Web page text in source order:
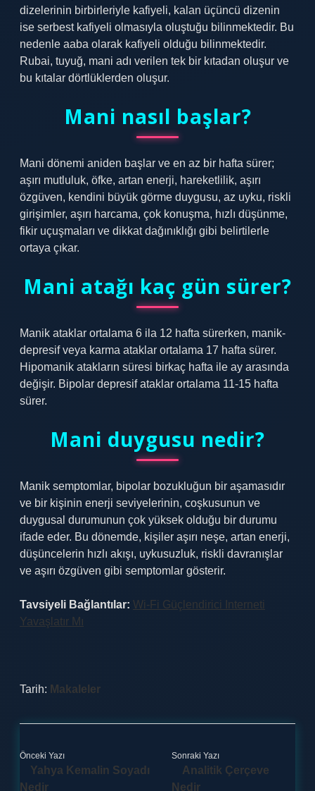
dizelerinin birbirleriyle kafiyeli, kalan üçüncü dizenin
ise serbest kafiyeli olmasıyla oluştuğu bilinmektedir. Bu
nedenle aaba olarak kafiyeli olduğu bilinmektedir.
Rubai, tuyuğ, mani adı verilen tek bir kıtadan oluşur ve
bu kıtalar dörtlüklerden oluşur.
Mani nasıl başlar?
Mani dönemi aniden başlar ve en az bir hafta sürer;
aşırı mutluluk, öfke, artan enerji, hareketlilik, aşırı
özgüven, kendini büyük görme duygusu, az uyku, riskli
girişimler, aşırı harcama, çok konuşma, hızlı düşünme,
fikir uçuşmaları ve dikkat dağınıklığı gibi belirtilerle
ortaya çıkar.
Mani atağı kaç gün sürer?
Manik ataklar ortalama 6 ila 12 hafta sürerken, manik-
depresif veya karma ataklar ortalama 17 hafta sürer.
Hipomanik atakların süresi birkaç hafta ile ay arasında
değişir. Bipolar depresif ataklar ortalama 11-15 hafta
sürer.
Mani duygusu nedir?
Manik semptomlar, bipolar bozukluğun bir aşamasıdır
ve bir kişinin enerji seviyelerinin, coşkusunun ve
duygusal durumunun çok yüksek olduğu bir durumu
ifade eder. Bu dönemde, kişiler aşırı neşe, artan enerji,
düşüncelerin hızlı akışı, uykusuzluk, riskli davranışlar
ve aşırı özgüven gibi semptomlar gösterir.
Tavsiyeli Bağlantılar: Wi-Fi Güçlendirici Interneti
Yavaşlatır Mı
Tarih: Makaleler
Önceki Yazı
Yahya Kemalin Soyadı
Nedir
Sonraki Yazı
Analitik Çerçeve
Nedir